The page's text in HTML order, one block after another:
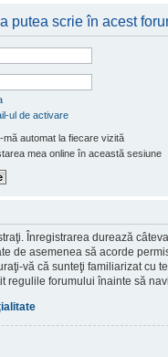
putea scrie în acest
ul de activare
mă automat la fiecare vizită
mea online în această sesiune
Înregistrarea durează
de asemenea să acorde
vă că sunteţi familiarizat cu
regulile forumului înainte să